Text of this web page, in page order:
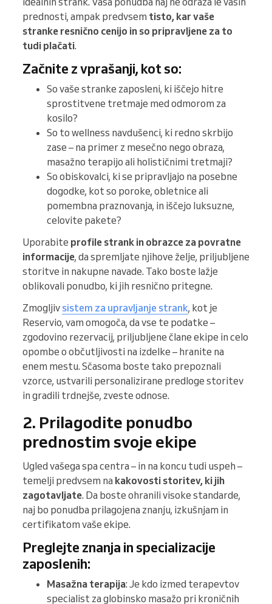
prednosti, ampak predvsem tisto, kar vaše
stranke resnično cenijo in so pripravljene za to
tudi plačati.
Začnite z vprašanji, kot so:
So vaše stranke zaposleni, ki iščejo hitre
sprostitvene tretmaje med odmorom za
kosilo?
So to wellness navdušenci, ki redno skrbijo
zase – na primer z mesečno nego obraza,
masažno terapijo ali holističnimi tretmaji?
So obiskovalci, ki se pripravljajo na posebne
dogodke, kot so poroke, obletnice ali
pomembna praznovanja, in iščejo luksuzne,
celovite pakete?
Uporabite profile strank in obrazce za povratne
informacije, da spremljate njihove želje, priljubljene
storitve in nakupne navade. Tako boste lažje
oblikovali ponudbo, ki jih resnično pritegne.
Zmogljiv sistem za upravljanje strank, kot je
Reservio, vam omogoča, da vse te podatke –
zgodovino rezervacij, priljubljene člane ekipe in celo
opombe o občutljivosti na izdelke – hranite na
enem mestu. Sčasoma boste tako prepoznali
vzorce, ustvarili personalizirane predloge storitev
in gradili trdnejše, zveste odnose.
2. Prilagodite ponudbo
prednostim svoje ekipe
Ugled vašega spa centra – in na koncu tudi uspeh –
temelji predvsem na kakovosti storitev, ki jih
zagotavljate. Da boste ohranili visoke standarde,
naj bo ponudba prilagojena znanju, izkušnjam in
certifikatom vaše ekipe.
Preglejte znanja in specializacije
zaposlenih:
Masažna terapija: Je kdo izmed terapevtov
specialist za globinsko masažo pri kroničnih